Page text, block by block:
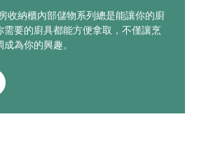
收納櫃內部儲物系列總是能讓你的廚
需要的廚具都能方便拿取，不僅讓烹
為你的興趣。